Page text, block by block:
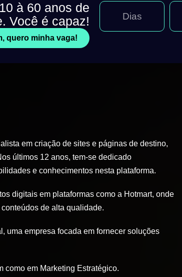
à 60 anos de
Você é capaz!
quero minha vaga!
Dias
em criação de sites e páginas de destino,
últimos 12 anos, tem-se dedicado
e conhecimentos nesta plataforma.
digitais em plataformas como a Hotmart, onde
de alta qualidade.
uma empresa focada em fornecer soluções
como em Marketing Estratégico.